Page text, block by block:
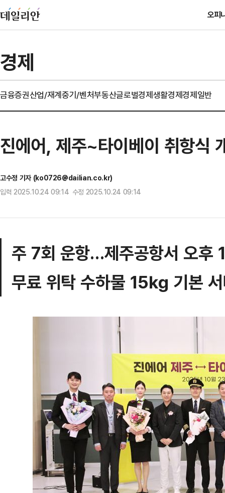
오피
경제
금융증권산업/재계중기/벤처부동산글로벌경제생활경제경제일반
진에어, 제주~타이베이 취항식
고수정 기자 (ko0726@dailian.co.kr)
입력 2025.10.24 09:14 수정 2025.10.24 09:14
주 7회 운항…제주공항서 오후
무료 위탁 수하물 15㎏ 기본